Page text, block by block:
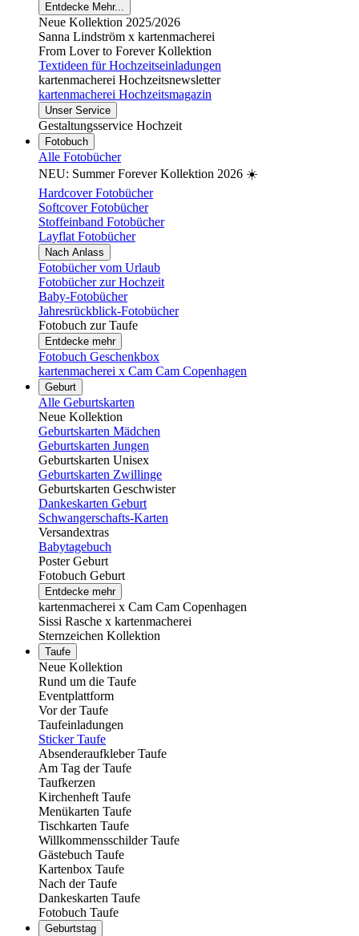
Entdecke Mehr...
Neue Kollektion 2025/2026
Sanna Lindström x kartenmacherei
From Lover to Forever Kollektion
Textideen für Hochzeitseinladungen
kartenmacherei Hochzeitsnewsletter
kartenmacherei Hochzeitsmagazin
Unser Service
Gestaltungsservice Hochzeit
Fotobuch
Alle Fotobücher
NEU: Summer Forever Kollektion 2026 ☀️
Hardcover Fotobücher
Softcover Fotobücher
Stoffeinband Fotobücher
Layflat Fotobücher
Nach Anlass
Fotobücher vom Urlaub
Fotobücher zur Hochzeit
Baby-Fotobücher
Jahresrückblick-Fotobücher
Fotobuch zur Taufe
Entdecke mehr
Fotobuch Geschenkbox
kartenmacherei x Cam Cam Copenhagen
Geburt
Alle Geburtskarten
Neue Kollektion
Geburtskarten Mädchen
Geburtskarten Jungen
Geburtskarten Unisex
Geburtskarten Zwillinge
Geburtskarten Geschwister
Dankeskarten Geburt
Schwangerschafts-Karten
Versandextras
Babytagebuch
Poster Geburt
Fotobuch Geburt
Entdecke mehr
kartenmacherei x Cam Cam Copenhagen
Sissi Rasche x kartenmacherei
Sternzeichen Kollektion
Taufe
Neue Kollektion
Rund um die Taufe
Eventplattform
Vor der Taufe
Taufeinladungen
Sticker Taufe
Absenderaufkleber Taufe
Am Tag der Taufe
Taufkerzen
Kirchenheft Taufe
Menükarten Taufe
Tischkarten Taufe
Willkommensschilder Taufe
Gästebuch Taufe
Kartenbox Taufe
Nach der Taufe
Dankeskarten Taufe
Fotobuch Taufe
Geburtstag